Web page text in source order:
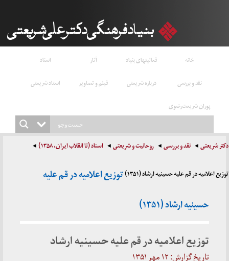
خانه فعالیتهای بنیاد آثار
اسناد
نقد و بررسی
درباره شریعتی فیلم و تصاویر
استاد شریعتی
پوران شریعت‌رضوی
دکتر شریعتی نقد و بررسی روحانیت و شریعتی اسناد (تا انقلاب ایران، ۱۳۵۸)
توزیع اعلامیه در قم علیه حسینیه ارشاد (۱۳۵۱)
توزیع اعلامیه در قم علیه
حسینیه ارشاد (۱۳۵۱)
توزیع اعلامیه در قم علیه حسینیه ارشاد
تاریخ گزارش: ۱۲ مهر ۱۳۵۱